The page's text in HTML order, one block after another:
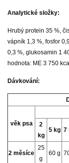
Analytické složky:
Hrubý protein 35 %,
vápník 1,3 %, fosfor
0,3 %, glukosamin 1
hodnota: ME 3 750
Dávkování:
věk psa
2
kg
5 kg 7
2 měsíce
25
g
60 g